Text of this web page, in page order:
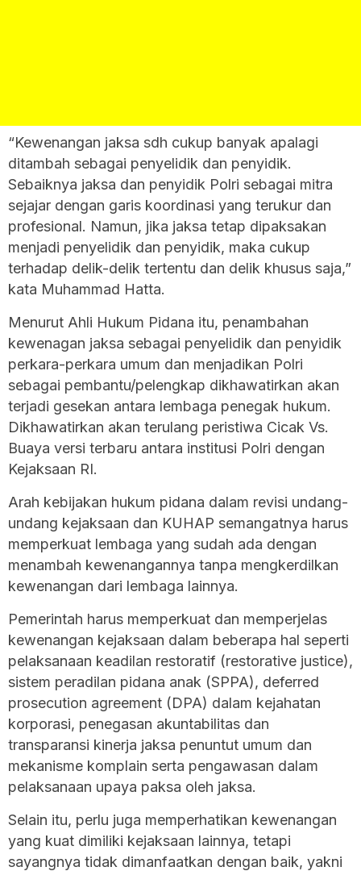
“Kewenangan jaksa sdh cukup banyak apalagi
ditambah sebagai penyelidik dan penyidik.
Sebaiknya jaksa dan penyidik Polri sebagai mitra
sejajar dengan garis koordinasi yang terukur dan
profesional. Namun, jika jaksa tetap dipaksakan
menjadi penyelidik dan penyidik, maka cukup
terhadap delik-delik tertentu dan delik khusus saja,”
kata Muhammad Hatta.
Menurut Ahli Hukum Pidana itu, penambahan
kewenagan jaksa sebagai penyelidik dan penyidik
perkara-perkara umum dan menjadikan Polri
sebagai pembantu/pelengkap dikhawatirkan akan
terjadi gesekan antara lembaga penegak hukum.
Dikhawatirkan akan terulang peristiwa Cicak Vs.
Buaya versi terbaru antara institusi Polri dengan
Kejaksaan RI.
Arah kebijakan hukum pidana dalam revisi undang-
undang kejaksaan dan KUHAP semangatnya harus
memperkuat lembaga yang sudah ada dengan
menambah kewenangannya tanpa mengkerdilkan
kewenangan dari lembaga lainnya.
Pemerintah harus memperkuat dan memperjelas
kewenangan kejaksaan dalam beberapa hal seperti
pelaksanaan keadilan restoratif (restorative justice),
sistem peradilan pidana anak (SPPA), deferred
prosecution agreement (DPA) dalam kejahatan
korporasi, penegasan akuntabilitas dan
transparansi kinerja jaksa penuntut umum dan
mekanisme komplain serta pengawasan dalam
pelaksanaan upaya paksa oleh jaksa.
Selain itu, perlu juga memperhatikan kewenangan
yang kuat dimiliki kejaksaan lainnya, tetapi
sayangnya tidak dimanfaatkan dengan baik, yakni